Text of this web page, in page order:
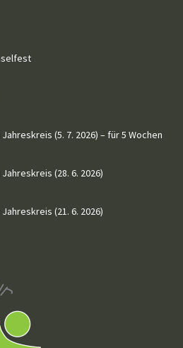
(5. 7. 2026) – für 5 Wochen
(28. 6. 2026)
(21. 6. 2026)